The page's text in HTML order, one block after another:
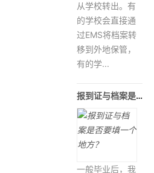
从学校转出。有
的学校会直接通
过EMS将档案转
移到外地保管，
有的学...
报到证与档案是否要填一个地方？
一般毕业后，我